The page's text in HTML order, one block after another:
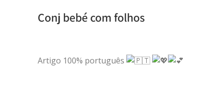
Conj bebé com folhos
Artigo 100% português